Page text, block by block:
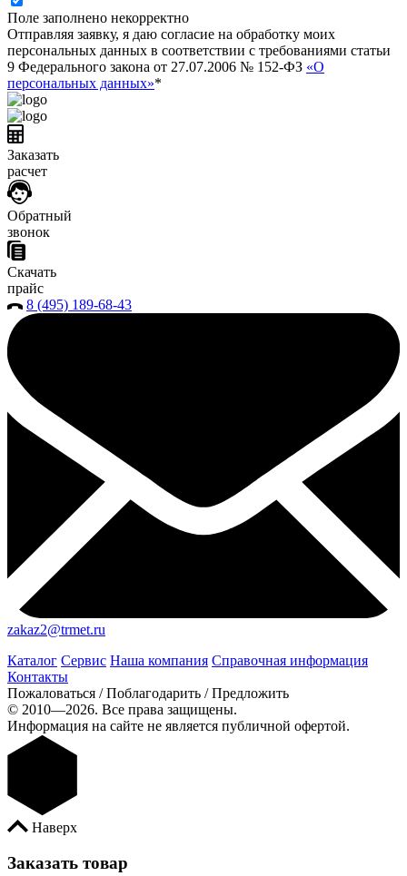
Поле заполнено некорректно
Отправляя заявку, я даю согласие на обработку моих
персональных данных в соответствии с требованиями статьи
9 Федерального закона от 27.07.2006 № 152-ФЗ «О
персональных данных»*
Заказать
расчет
Обратный
звонок
Скачать
прайс
8 (495) 189-68-43
zakaz2@trmet.ru
Каталог Сервис Наша компания Справочная информация
Контакты
Пожаловаться / Поблагодарить / Предложить
© 2010—2026. Все права защищены.
Информация на сайте не является публичной офертой.
Наверх
Заказать товар